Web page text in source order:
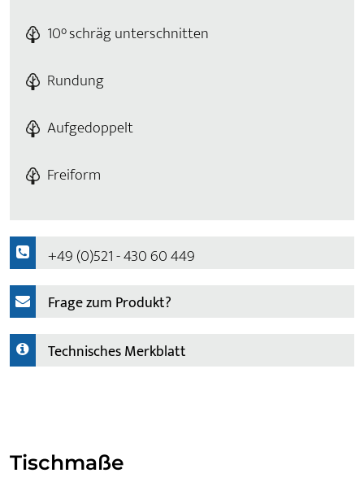
10° schräg unterschnitten
Rundung
Aufgedoppelt
Freiform
+49 (0)521 - 430 60 449
Frage zum Produkt?
Technisches Merkblatt
Tischmaße